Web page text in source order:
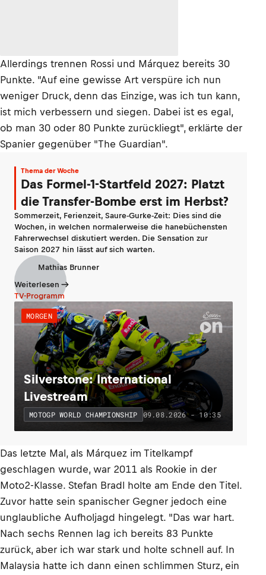
Allerdings trennen Rossi und Márquez bereits 30
Punkte. "Auf eine gewisse Art verspüre ich nun
weniger Druck, denn das Einzige, was ich tun kann,
ist mich verbessern und siegen. Dabei ist es egal,
ob man 30 oder 80 Punkte zurückliegt", erklärte der
Spanier gegenüber "The Guardian".
Thema der Woche
Das Formel-1-Startfeld 2027: Platzt
die Transfer-Bombe erst im Herbst?
Sommerzeit, Ferienzeit, Saure-Gurke-Zeit: Dies sind die
Wochen, in welchen normalerweise die hanebüchensten
Fahrerwechsel diskutiert werden. Die Sensation zur
Saison 2027 hin lässt auf sich warten.
Mathias Brunner
Weiterlesen
TV-Programm
MORGEN
Silverstone: International
Livestream
MOTOGP WORLD CHAMPIONSHIP 09.08.2026 - 10:35
Das letzte Mal, als Márquez im Titelkampf
geschlagen wurde, war 2011 als Rookie in der
Moto2-Klasse. Stefan Bradl holte am Ende den Titel.
Zuvor hatte sein spanischer Gegner jedoch eine
unglaubliche Aufholjagd hingelegt. "Das war hart.
Nach sechs Rennen lag ich bereits 83 Punkte
zurück, aber ich war stark und holte schnell auf. In
Malaysia hatte ich dann einen schlimmen Sturz, ein